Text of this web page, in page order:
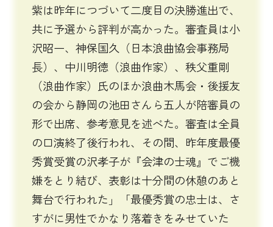
紫は昨年につづいて二度目の決勝進出で、
共に予選から評判が高かった。審査員は小
沢昭一、神保国久（日本浪曲協会事務局
長）、中川明徳（浪曲作家）、秩父重剛
（浪曲作家）氏のほか浪曲木馬会・後援友
の会から静岡の池田さんら五人が陪審員の
形で出席、参考意見を述べた。審査は全員
の口演終了後行われ、その間、昨年度最優
秀賞受賞の沢孝子が『会津の士魂』でご機
嫌をとり結び、表彰は十分間の休憩のあと
舞台で行われた」「最優秀賞の忠士は、さ
すがに男性でかなり落着きをみせていた